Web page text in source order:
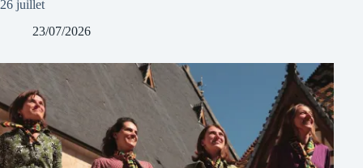
26 juillet
23/07/2026